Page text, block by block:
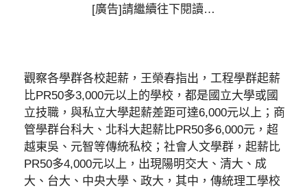
[廣告]請繼續往下閱讀…
觀察各學群各校起薪，王榮春指出，工程學群起薪
比PR50多3,000元以上的學校，都是國立大學或國
立技職，與私立大學起薪差距可達6,000元以上；商
管學群台科大、北科大起薪比PR50多6,000元，超
越東吳、元智等傳統私校；社會人文學群，起薪比
PR50多4,000元以上，出現陽明交大、清大、成
大、台大、中央大學、政大，其中，傳統理工學校